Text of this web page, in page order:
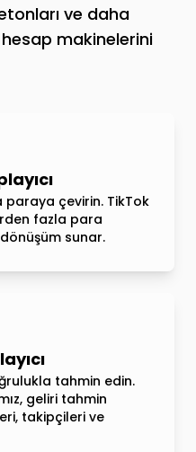
ve daha
makinelerini
paraya çevirin. TikTok
fazla para
sunar.
tahmin edin.
geliri tahmin
takipçileri ve